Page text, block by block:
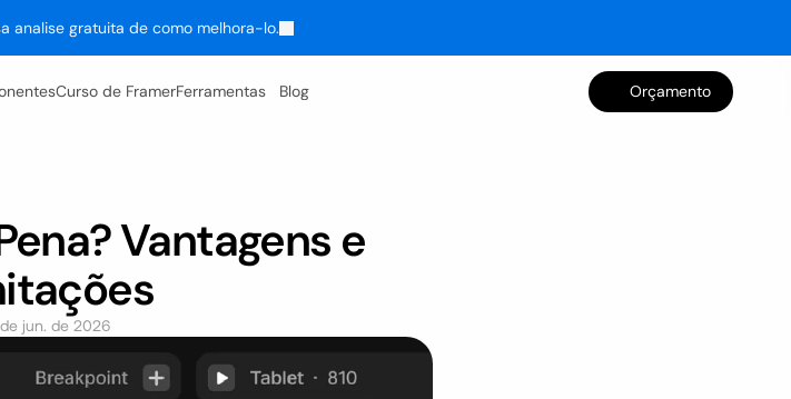
analise gratuita de como melhora-lo.
Curso de FramerFerramentas Blog Orçamento
Vantagens e
jun. de 2026